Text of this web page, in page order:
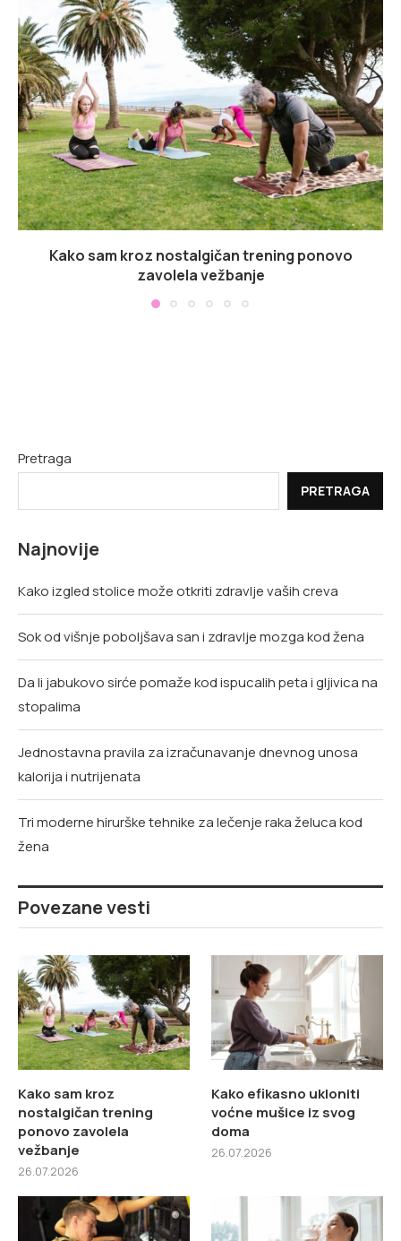
Kako sam kroz nostalgičan trening ponovo
zavolela vežbanje
Pretraga
PRETRAGA
Najnovije
Kako izgled stolice može otkriti zdravlje vaših creva
Sok od višnje poboljšava san i zdravlje mozga kod žena
Da li jabukovo sirće pomaže kod ispucalih peta i gljivica na
stopalima
Jednostavna pravila za izračunavanje dnevnog unosa
kalorija i nutrijenata
Tri moderne hirurške tehnike za lečenje raka želuca kod
žena
Povezane vesti
Kako sam kroz
nostalgičan trening
ponovo zavolela
vežbanje
26.07.2026
Kako efikasno ukloniti
voćne mušice iz svog
doma
26.07.2026